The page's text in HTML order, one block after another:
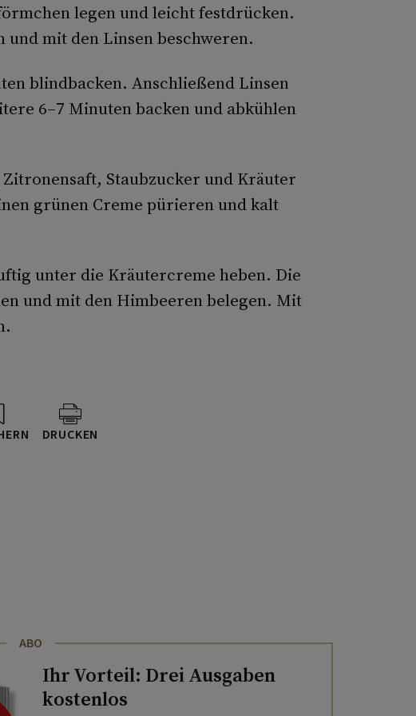
legen und leicht festdrücken.
mit den Linsen beschweren.
blindbacken. Anschließend Linsen
6–7 Minuten backen und abkühlen
Staubzucker und Kräuter
grünen Creme pürieren und kalt
unter die Kräutercreme heben. Die
und mit den Himbeeren belegen. Mit
DRUCKEN
ABO
Ihr Vorteil: Drei Ausgaben
kostenlos